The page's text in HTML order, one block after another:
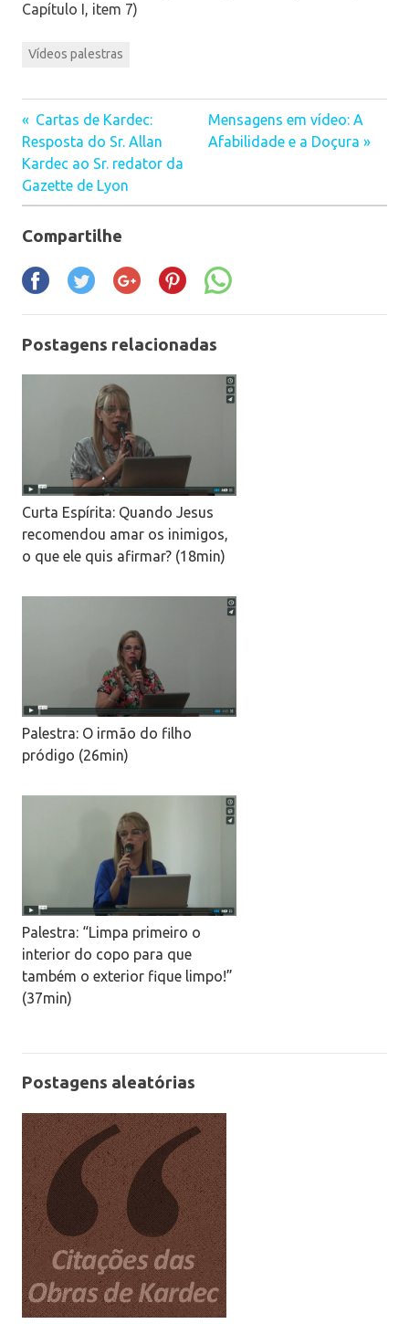
Capítulo I, item 7)
Vídeos palestras
Navegação
de
Post
Cartas de Kardec:
Resposta do Sr. Allan
Kardec ao Sr. redator da
Gazette de Lyon
Mensagens em vídeo: A
Afabilidade e a Doçura
Compartilhe
Postagens relacionadas
Curta Espírita: Quando Jesus
recomendou amar os inimigos,
o que ele quis afirmar? (18min)
Palestra: O irmão do filho
pródigo (26min)
Palestra: “Limpa primeiro o
interior do copo para que
também o exterior fique limpo!”
(37min)
Postagens aleatórias